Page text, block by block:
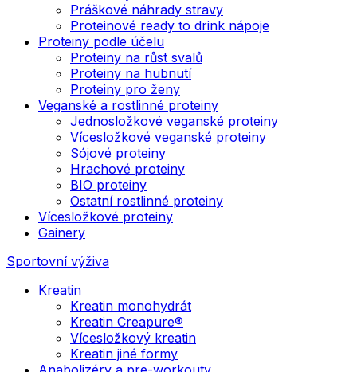
Práškové náhrady stravy
Proteinové ready to drink nápoje
Proteiny podle účelu
Proteiny na růst svalů
Proteiny na hubnutí
Proteiny pro ženy
Veganské a rostlinné proteiny
Jednosložkové veganské proteiny
Vícesložkové veganské proteiny
Sójové proteiny
Hrachové proteiny
BIO proteiny
Ostatní rostlinné proteiny
Vícesložkové proteiny
Gainery
Sportovní výživa
Kreatin
Kreatin monohydrát
Kreatin Creapure®
Vícesložkový kreatin
Kreatin jiné formy